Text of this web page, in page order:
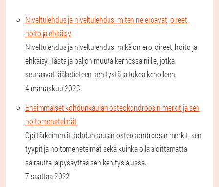
Niveltulehdus ja niveltulehdus: miten ne eroavat, oireet,
hoito ja ehkäisy
Niveltulehdus ja niveltulehdus: mikä on ero, oireet, hoito ja
ehkäisy. Tästä ja paljon muuta kerhossa niille, jotka
seuraavat lääketieteen kehitystä ja tukea keholleen.
4 marraskuu 2023
Ensimmäiset kohdunkaulan osteokondroosin merkit ja sen
hoitomenetelmät
Opi tärkeimmät kohdunkaulan osteokondroosin merkit, sen
tyypit ja hoitomenetelmät sekä kuinka olla aloittamatta
sairautta ja pysäyttää sen kehitys alussa.
7 saattaa 2022